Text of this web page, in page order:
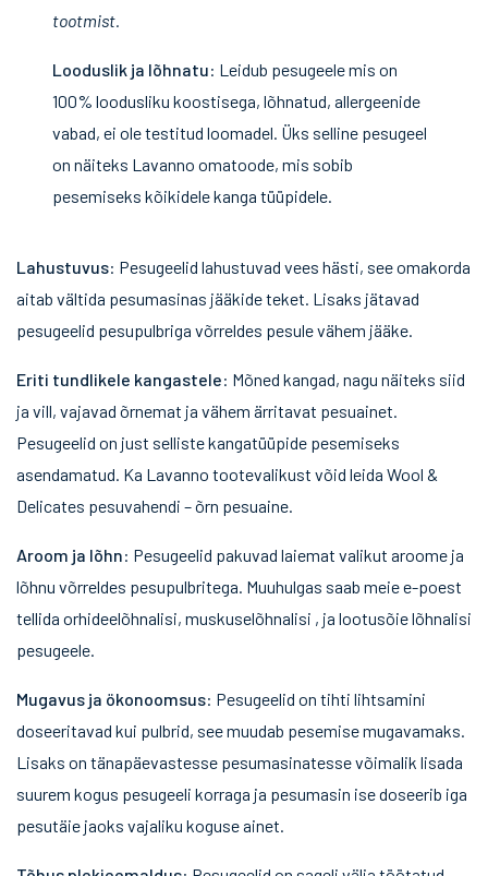
tootmist.
Looduslik ja lõhnatu: Leidub pesugeele mis on
100% loodusliku koostisega, lõhnatud, allergeenide
vabad, ei ole testitud loomadel. Üks selline pesugeel
on näiteks Lavanno omatoode, mis sobib
pesemiseks kõikidele kanga tüüpidele.
Lahustuvus: Pesugeelid lahustuvad vees hästi, see omakorda
aitab vältida pesumasinas jääkide teket. Lisaks jätavad
pesugeelid pesupulbriga võrreldes pesule vähem jääke.
Eriti tundlikele kangastele: Mõned kangad, nagu näiteks siid
ja vill, vajavad õrnemat ja vähem ärritavat pesuainet.
Pesugeelid on just selliste kangatüüpide pesemiseks
asendamatud. Ka Lavanno tootevalikust võid leida Wool &
Delicates pesuvahendi – õrn pesuaine.
Aroom ja lõhn: Pesugeelid pakuvad laiemat valikut aroome ja
lõhnu võrreldes pesupulbritega. Muuhulgas saab meie e-poest
tellida orhideelõhnalisi, muskuselõhnalisi , ja lootusõie lõhnalisi
pesugeele.
Mugavus ja ökonoomsus: Pesugeelid on tihti lihtsamini
doseeritavad kui pulbrid, see muudab pesemise mugavamaks.
Lisaks on tänapäevastesse pesumasinatesse võimalik lisada
suurem kogus pesugeeli korraga ja pesumasin ise doseerib iga
pesutäie jaoks vajaliku koguse ainet.